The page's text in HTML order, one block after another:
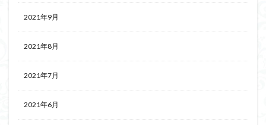
2021年9月
2021年8月
2021年7月
2021年6月